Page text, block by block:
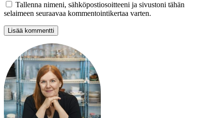
Tallenna nimeni, sähköpostiosoitteeni ja sivustoni tähän
selaimeen seuraavaa kommentointikertaa varten.